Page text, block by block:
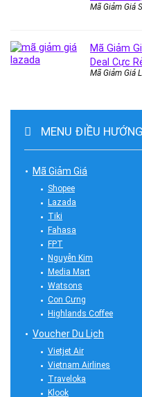
Mã Giảm Giá
Mã Giảm
Deal Cực
Mã Giảm Giá
MENU ĐIỀU HƯỚNG
Mã Giảm Giá
Shopee
Lazada
Tiki
Fahasa
FPT
Nguyễn Kim
Media Mart
Watsons
Con Cưng
Highlands Coffee
Voucher Du Lịch
Vietjet Air
Vietnam Airlines
Traveloka
Klook